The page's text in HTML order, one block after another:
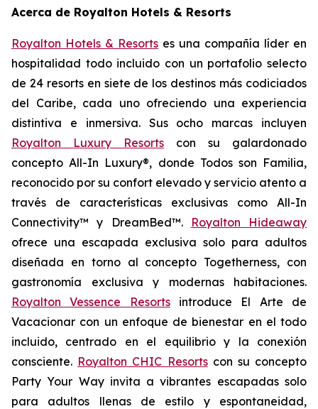
Acerca de Royalton Hotels & Resorts
Royalton Hotels & Resorts es una compañía líder en
hospitalidad todo incluido con un portafolio selecto
de 24 resorts en siete de los destinos más codiciados
del Caribe, cada uno ofreciendo una experiencia
distintiva e inmersiva. Sus ocho marcas incluyen
Royalton Luxury Resorts con su galardonado
concepto All-In Luxury®, donde Todos son Familia,
reconocido por su confort elevado y servicio atento a
través de características exclusivas como All-In
Connectivity™ y DreamBed™.
Royalton Hideaway
ofrece una escapada exclusiva solo para adultos
diseñada en torno al concepto Togetherness, con
gastronomía exclusiva y modernas habitaciones.
Royalton Vessence Resortsintroduce El Arte de
Vacacionar con un enfoque de bienestar en el todo
incluido, centrado en el equilibrio y la conexión
consciente. Royalton CHIC Resortscon su concepto
Party Your Wayinvita a vibrantes escapadas solo
para adultos llenas de estilo y espontaneidad,